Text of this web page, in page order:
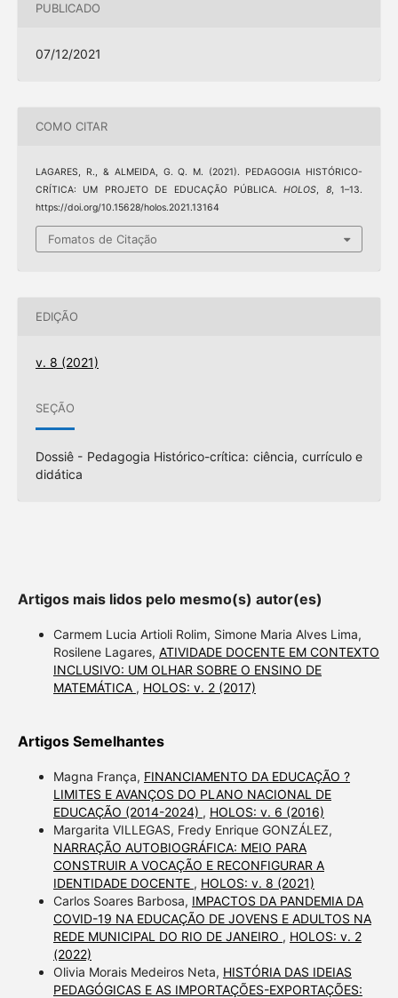
PUBLICADO
07/12/2021
COMO CITAR
LAGARES, R., & ALMEIDA, G. Q. M. (2021). PEDAGOGIA HISTÓRICO-
CRÍTICA: UM PROJETO DE EDUCAÇÃO PÚBLICA.HOLOS, 8, 1–13.
https://doi.org/10.15628/holos.2021.13164
Fomatos de Citação
EDIÇÃO
v. 8 (2021)
SEÇÃO
Dossiê - Pedagogia Histórico-crítica: ciência, currículo e
didática
Artigos mais lidos pelo mesmo(s) autor(es)
Carmem Lucia Artioli Rolim, Simone Maria Alves Lima,
Rosilene Lagares, ATIVIDADE DOCENTE EM CONTEXTO
INCLUSIVO: UM OLHAR SOBRE O ENSINO DE
MATEMÁTICA , HOLOS: v. 2 (2017)
Artigos Semelhantes
Magna França, FINANCIAMENTO DA EDUCAÇÃO ?
LIMITES E AVANÇOS DO PLANO NACIONAL DE
EDUCAÇÃO (2014-2024) , HOLOS: v. 6 (2016)
Margarita VILLEGAS, Fredy Enrique GONZÁLEZ,
NARRAÇÃO AUTOBIOGRÁFICA: MEIO PARA
CONSTRUIR A VOCAÇÃO E RECONFIGURAR A
IDENTIDADE DOCENTE , HOLOS: v. 8 (2021)
Carlos Soares Barbosa, IMPACTOS DA PANDEMIA DA
COVID-19 NA EDUCAÇÃO DE JOVENS E ADULTOS NA
REDE MUNICIPAL DO RIO DE JANEIRO , HOLOS: v. 2
(2022)
Olivia Morais Medeiros Neta, HISTÓRIA DAS IDEIAS
PEDAGÓGICAS E AS IMPORTAÇÕES-EXPORTAÇÕES: